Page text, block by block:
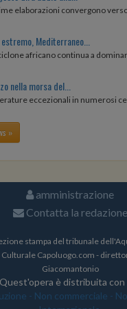
elaborazioni convergono
Mediterraneo...
africano continua a
nella morsa del...
eccezionali in numerosi
»
amministrazione
Contatta la redazione
stampa del tribunale
Capoluogo.com -
Giacomantonio
Quest'opera è distribuita con
- Non commerciale -